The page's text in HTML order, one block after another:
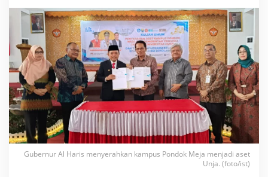
b
i
A
l
H
a
r
i
R
e
m
i
S
Gubernur Al Haris menyerahkan kampus Pondok Meja menjadi aset
Unja. (foto/ist)